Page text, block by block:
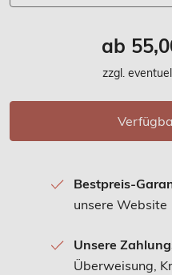
ab
zzgl.
Bestpreis-
unsere Website
Unsere
Überweisung,